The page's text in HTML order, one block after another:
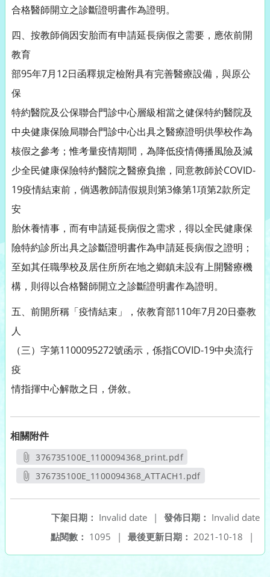
合格醫師開立之診斷證明書作為證明。
四、按教師倘因安胎而有申請延長病假之需要，應依前開
教育
部95年7月12日函釋規定檢附具有完善醫療設備，與原公
保
特約醫院及公保聯合門診中心層級相當之健保特約醫院及
中央健康保險局聯合門診中心出具之醫療證明供學校作為
核假之參考；惟考量疫情期間，為降低疫情傳播風險及減
少全民健康保險特約醫院之醫療負擔，同意教師於COVID-
19疫情結束前，倘遇教師請假規則第3條第1項第2款所定
安
胎休養情事，而有申請延長病假之需求，得以全民健康保
險特約診所出具之診斷證明書作為申請延長病假之證明；
至如其任職學校及居住所所在地之鄉鎮未設有上開醫療機
構，則得以合格醫師開立之診斷證明書作為證明。
五、前開所稱「疫情結束」，依教育部110年7月20日臺教
人
（三）字第1100095272號函示，係指COVID-19中央流行
疫
情指揮中心解散之日，併敘。
相關附件
376735100E_1100094368_print.pdf
另開新視窗
376735100E_1100094368_ATTACH1.pdf
發佈日期： Invalid date
下架日期： Invalid date
|
最後更新日期： 2021-10-18 |
點閱數： 1095 |